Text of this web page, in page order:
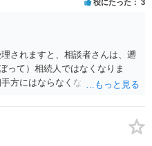
役にたった 3
されますと、相談者さんは、遡
って）相続人ではなくなりま
方にはならなくなるので（明け
を答弁書に添えて裁判所に提出
棄却を求める答弁書を提出すれ
ません。その日は差支え（用事